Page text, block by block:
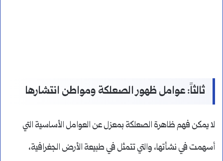
ثالثاً: عوامل ظهور الصعلكة ومواطن انتشارها
لا يمكن فهم ظاهرة الصعلكة بمعزل عن العوامل الأساسية التي
أسهمت في نشأتها، والتي تتمثل في طبيعة الأرض الجغرافية،